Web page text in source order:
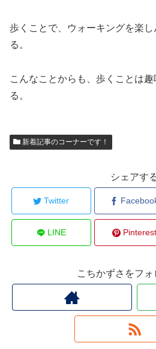
歩くことで、ウォーキングを楽
る。
こんなことからも、歩くことは
る。
新着記事のコーナーです！
シェアす
Twitter
LINE Pinterest
こちかずさをフォ